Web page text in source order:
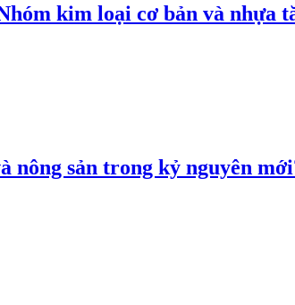
kim loại cơ bản và nhựa
nông sản trong kỷ nguyên